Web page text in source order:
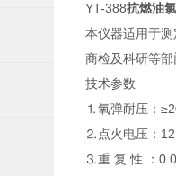
YT-388抗燃油
本仪器适用于
商检及科研等部
技术参数
⒈氧弹耐压：
⒉点火电压：
⒊重 复 性 ：